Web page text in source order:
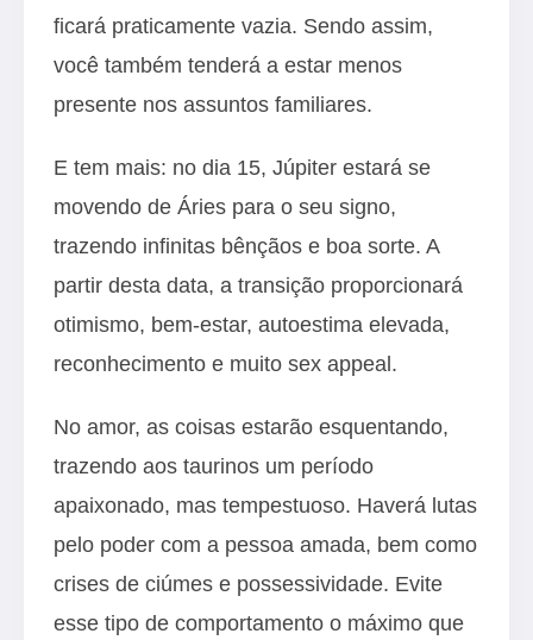
ficará praticamente vazia. Sendo assim,
você também tenderá a estar menos
presente nos assuntos familiares.
E tem mais: no dia 15, Júpiter estará se
movendo de Áries para o seu signo,
trazendo infinitas bênçãos e boa sorte. A
partir desta data, a transição proporcionará
otimismo, bem-estar, autoestima elevada,
reconhecimento e muito sex appeal.
No amor, as coisas estarão esquentando,
trazendo aos taurinos um período
apaixonado, mas tempestuoso. Haverá lutas
pelo poder com a pessoa amada, bem como
crises de ciúmes e possessividade. Evite
esse tipo de comportamento o máximo que